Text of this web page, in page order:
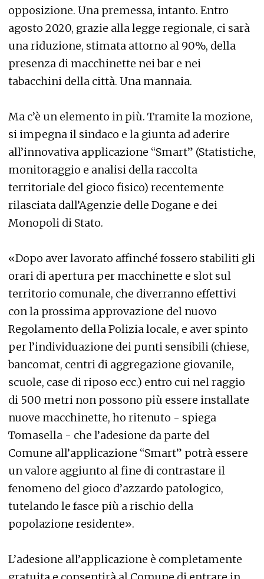
opposizione. Una premessa, intanto. Entro
agosto 2020, grazie alla legge regionale, ci sarà
una riduzione, stimata attorno al 90%, della
presenza di macchinette nei bar e nei
tabacchini della città. Una mannaia.
Ma c’è un elemento in più. Tramite la mozione,
si impegna il sindaco e la giunta ad aderire
all’innovativa applicazione “Smart” (Statistiche,
monitoraggio e analisi della raccolta
territoriale del gioco fisico) recentemente
rilasciata dall’Agenzie delle Dogane e dei
Monopoli di Stato.
«Dopo aver lavorato affinché fossero stabiliti gli
orari di apertura per macchinette e slot sul
territorio comunale, che diverranno effettivi
con la prossima approvazione del nuovo
Regolamento della Polizia locale, e aver spinto
per l’individuazione dei punti sensibili (chiese,
bancomat, centri di aggregazione giovanile,
scuole, case di riposo ecc.) entro cui nel raggio
di 500 metri non possono più essere installate
nuove macchinette, ho ritenuto - spiega
Tomasella - che l’adesione da parte del
Comune all’applicazione “Smart” potrà essere
un valore aggiunto al fine di contrastare il
fenomeno del gioco d’azzardo patologico,
tutelando le fasce più a rischio della
popolazione residente».
L’adesione all’applicazione è completamente